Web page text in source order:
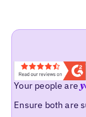
Your people are
Ensure both are